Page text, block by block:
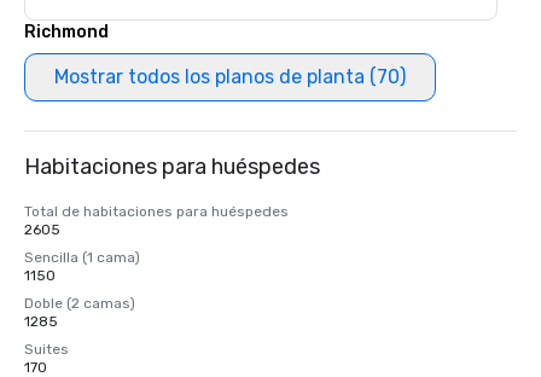
Richmond
Mostrar todos los planos de planta (70)
Habitaciones para huéspedes
Total de habitaciones para huéspedes
2605
Sencilla (1 cama)
1150
Doble (2 camas)
1285
Suites
170